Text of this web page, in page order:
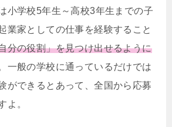
小学校5年生～高校3年生までの子
業家としての仕事を経験すること
分の役割」を見つけ出せるように
一般の学校に通っているだけでは
ができるとあって、全国から応募
よ。